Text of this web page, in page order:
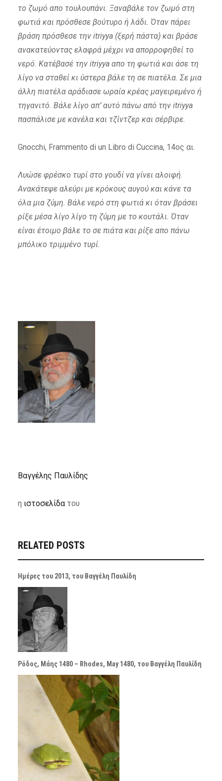
το ζωμό απο τουλουπάνι. Ξαναβάλε τον ζωμό στη
φωτιά και πρόσθεσε βούτυρο ή λάδι. Όταν πάρει
βράση πρόσθεσε την itriyya (ξερή πάστα) και βράσε
ανακατεύοντας ελαφρά μέχρι να απορροφηθεί το
νερό. Κατέβασέ την itriyya απο τη φωτιά και άσε τη
λίγο να σταθεί κι ύστερα βάλε τη σε πιατέλα. Σε μια
άλλη πιατέλα αράδιασε ωραία κρέας μαγειρεμένο ή
τηγανιτό. Βάλε λίγο απ’ αυτό πάνω από την itriyya
πασπάλισε με κανέλα και τζίντζερ και σέρβιρε.
Gnocchi, Frammento di un Libro di Cuccina, 14ος αι.
Λυώσε φρέσκο τυρί στο γουδί να γίνει αλοιφή.
Ανακάτεψε αλεύρι με κρόκους αυγού και κάνε τα
όλα μια ζύμη. Βάλε νερό στη φωτιά κι όταν βράσει
ρίξε μέσα λίγο λίγο τη ζύμη με το κουτάλι. Όταν
είναι έτοιμο βάλε το σε πιάτα και ρίξε απο πάνω
μπόλικο τριμμένο τυρί.
Βαγγέλης Παυλίδης
η ιστοσελίδατου
RELATED POSTS
Ημέρες του 2013, του Βαγγέλη Παυλίδη
Ρόδος, Μάης 1480 – Rhodes, May 1480, του Βαγγέλη Παυλίδη